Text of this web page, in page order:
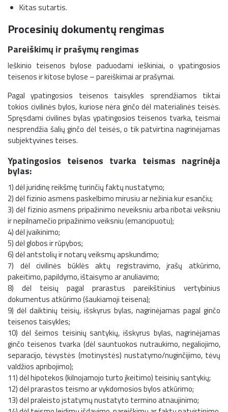
Kitas sutartis.
Procesinių dokumentų rengimas
Pareiškimų ir prašymų rengimas
Ieškinio teisenos bylose paduodami ieškiniai, o ypatingosios
teisenos ir kitose bylose – pareiškimai ar prašymai.
Pagal ypatingosios teisenos taisykles sprendžiamos tiktai
tokios civilinės bylos, kuriose nėra ginčo dėl materialinės teisės.
Spręsdami civilines bylas ypatingosios teisenos tvarka, teismai
nesprendžia šalių ginčo dėl teisės, o tik patvirtina nagrinėjamas
subjektyvines teises.
Ypatingosios teisenos tvarka teismas nagrinėja
bylas:
1) dėl juridinę reikšmę turinčių faktų nustatymo;
2) dėl fizinio asmens paskelbimo mirusiu ar nežinia kur esančiu;
3) dėl fizinio asmens pripažinimo neveiksniu arba ribotai veiksniu
ir nepilnamečio pripažinimo veiksniu (emancipuotu);
4) dėl įvaikinimo;
5) dėl globos ir rūpybos;
6) dėl antstolių ir notarų veiksmų apskundimo;
7) dėl civilinės būklės aktų registravimo, įrašų atkūrimo,
pakeitimo, papildymo, ištaisymo ar anuliavimo;
8) dėl teisių pagal prarastus pareikštinius vertybinius
dokumentus atkūrimo (šaukiamoji teisena);
9) dėl daiktinių teisių, išskyrus bylas, nagrinėjamas pagal ginčo
teisenos taisykles;
10) dėl šeimos teisinių santykių, išskyrus bylas, nagrinėjamas
ginčo teisenos tvarka (dėl sauntuokos nutraukimo, negaliojimo,
separacijo, tėvystės (motinystės) nustatymo/nuginčijimo, tėvų
valdžios apribojimo);
11) dėl hipotekos (kilnojamojo turto įkeitimo) teisinių santykių;
12) dėl prarastos teismo ar vykdomosios bylos atkūrimo;
13) dėl praleisto įstatymų nustatyto termino atnaujinimo;